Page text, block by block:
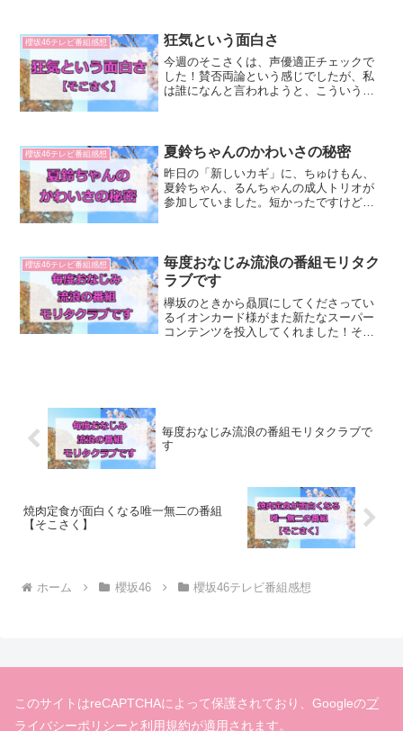
が、今年はどうだったでしょうか！披露
曲なぜ 恋...
櫻坂46テレビ番組感想 狂気という面白さ
今週のそこさくは、声優適正チェックで
した！賛否両論という感じでしたが、私
は誰になんと言われようと、こういう笑
こうじゃないので、毎回こ...
櫻坂46テレビ番組感想 夏鈴ちゃんのかわいさの秘密
昨日の「新しいカギ」に、ちゅけもん、
夏鈴ちゃん、るんちゃんの成人トリオが
参加していました。短かったですけど、
だければ（笑）ちゅけもん...
櫻坂46テレビ番組感想
毎度おなじみ流浪の番組モリタク
ラブです
欅坂のときから贔屓にしてくださってい
るイオンカード様がまた新たなスーパー
コンテンツを投入してくれました！その
毎度おなじみ流浪の番組モリタクラブで
す
焼肉定食が面白くなる唯一無二の番組
【そこさく】
ホーム 櫻坂46 櫻坂46テレビ番組感想
このサイトはreCAPTCHAによって保護されており、Googleのプ
ライバシーポリシーと利用規約が適用されます。